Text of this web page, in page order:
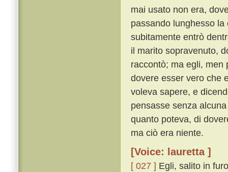
mai usato non era,
passando lunghesso
subitamente entrò
il marito sopravenuto,
raccontò; ma egli, men
dovere esser vero che
voleva sapere, e
pensasse senza
quanto poteva, di
ma ciò era niente.
[Voice: lauretta ]
[ 027 ] Egli, salito in